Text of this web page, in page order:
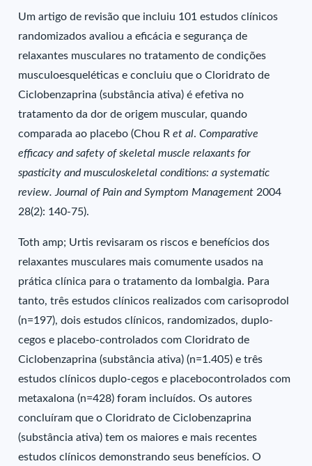
Um artigo de revisão que incluiu 101 estudos clínicos
randomizados avaliou a eficácia e segurança de
relaxantes musculares no tratamento de condições
musculoesqueléticas e concluiu que o Cloridrato de
Ciclobenzaprina (substância ativa) é efetiva no
tratamento da dor de origem muscular, quando
comparada ao placebo (Chou Ret al.Comparative
efficacy and safety of skeletal muscle relaxants for
spasticity and musculoskeletal conditions: a systematic
review. Journal of Pain and Symptom Management 2004
28(2): 140-75).
Toth amp; Urtis revisaram os riscos e benefícios dos
relaxantes musculares mais comumente usados na
prática clínica para o tratamento da lombalgia. Para
tanto, três estudos clínicos realizados com carisoprodol
(n=197), dois estudos clínicos, randomizados, duplo-
cegos e placebo-controlados com Cloridrato de
Ciclobenzaprina (substância ativa) (n=1.405) e três
estudos clínicos duplo-cegos e placebocontrolados com
metaxalona (n=428) foram incluídos. Os autores
concluíram que o Cloridrato de Ciclobenzaprina
(substância ativa) tem os maiores e mais recentes
estudos clínicos demonstrando seus benefícios. O